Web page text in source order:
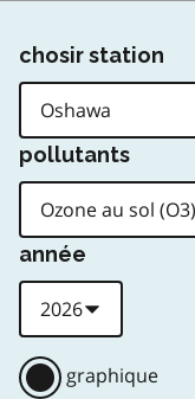
chosir station
pollutants
année
graphique